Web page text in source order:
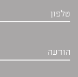
טלפון
הודעה